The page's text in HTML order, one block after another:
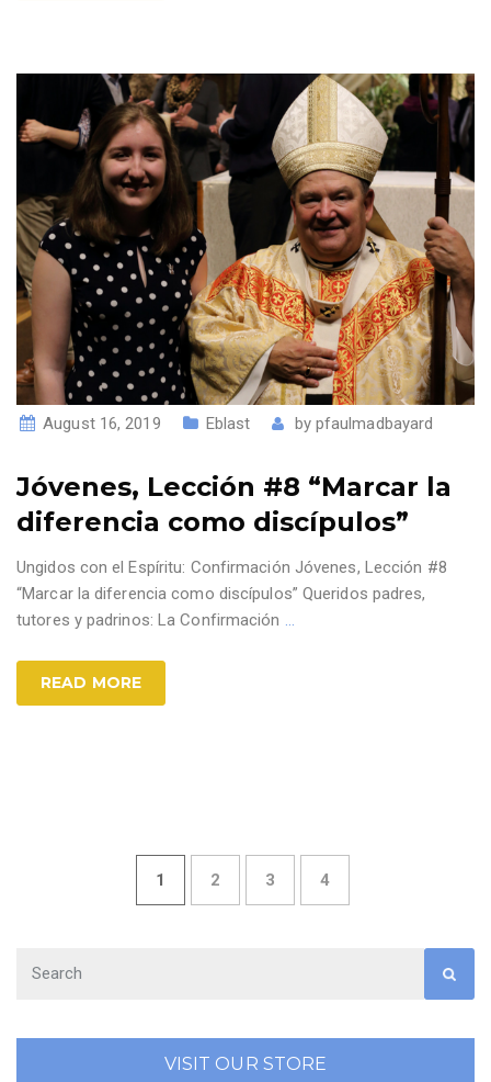
August 16, 2019 Eblast by pfaulmadbayard
Jóvenes, Lección #8 “Marcar la
diferencia como discípulos”
Ungidos con el Espíritu: Confirmación Jóvenes, Lección #8
“Marcar la diferencia como discípulos” Queridos padres,
tutores y padrinos: La Confirmación
READ MORE
1 2 3 4
VISIT OUR STORE